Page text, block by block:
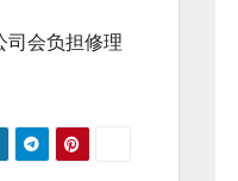
司会负担修理